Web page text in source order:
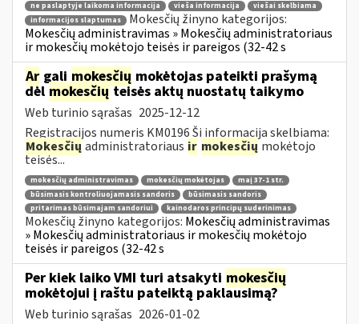
ne paslaptyje laikoma informacija
vieša informacija
viešai skelbiama
informacijos slaptumas
Mokesčių žinyno kategorijos:
Mokesčių administravimas » Mokesčių administratoriaus
ir mokesčių mokėtojo teisės ir pareigos (32-42 s
Ar gali mokesčių mokėtojas pateikti prašymą
dėl mokesčiųteisės aktų nuostatų taikymo
Web turinio sąrašas 2025-12-12
Registracijos numeris KM0196 Ši informacija skelbiama:
Mokesčių administratoriaus ir mokesčių mokėtojo
teisės...
mokesčių administravimas mokesčių mokėtojas
maį 37-1 str.
būsimasis kontroliuojamasis sandoris
būsimasis sandoris
pritarimas būsimajam sandoriui
kainodaros principų suderinimas
Mokesčių žinyno kategorijos: Mokesčių administravimas
» Mokesčių administratoriaus ir mokesčių mokėtojo
teisės ir pareigos (32-42 s
Per kiek laiko VMI turi atsakyti mokesčių
mokėtojui į raštu pateiktą paklausimą?
Web turinio sąrašas 2026-01-02